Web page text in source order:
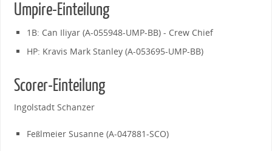
Umpire-Einteilung
1B: Can Iliyar (A-055948-UMP-BB) - Crew Chief
HP: Kravis Mark Stanley (A-053695-UMP-BB)
Scorer-Einteilung
Ingolstadt Schanzer
Feßlmeier Susanne (A-047881-SCO)